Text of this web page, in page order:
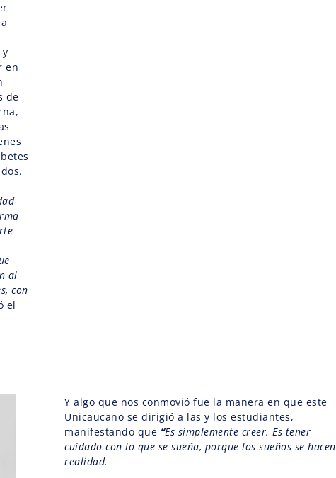
en
de
al
con
el
Y algo que nos conmovió fue la manera en que este
Unicaucano se dirigió a las y los estudiantes,
manifestando que “Es simplemente creer. Es tener
cuidado con lo que se sueña, porque los sueños se hacen
realidad.